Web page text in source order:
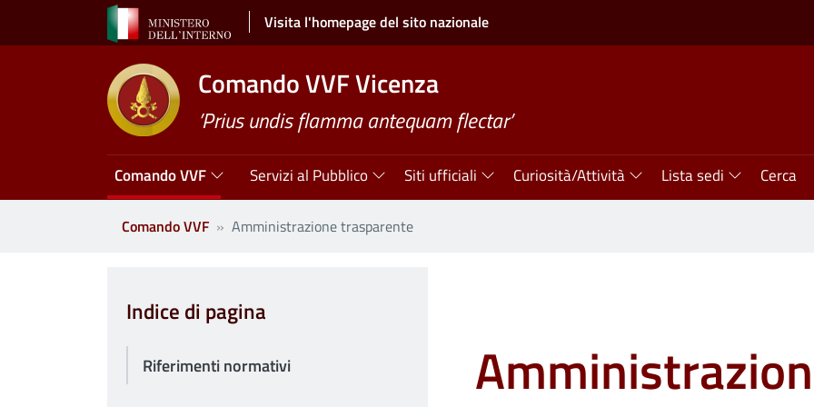
Salta al contenuto principale Visita l'homepage del sito nazionale
Comando VVF Vicenza
’Prius undis flamma antequam flectar’
Navigazione principale
Comando VVF Servizi al Pubblico Siti ufficiali Curiosità/Attività Lista sedi Cerca
Comando VVF Amministrazione trasparente
Indice di pagina
Riferimenti normativi